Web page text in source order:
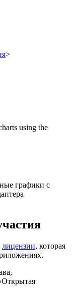
>
using the
графики с
лицензии, которая